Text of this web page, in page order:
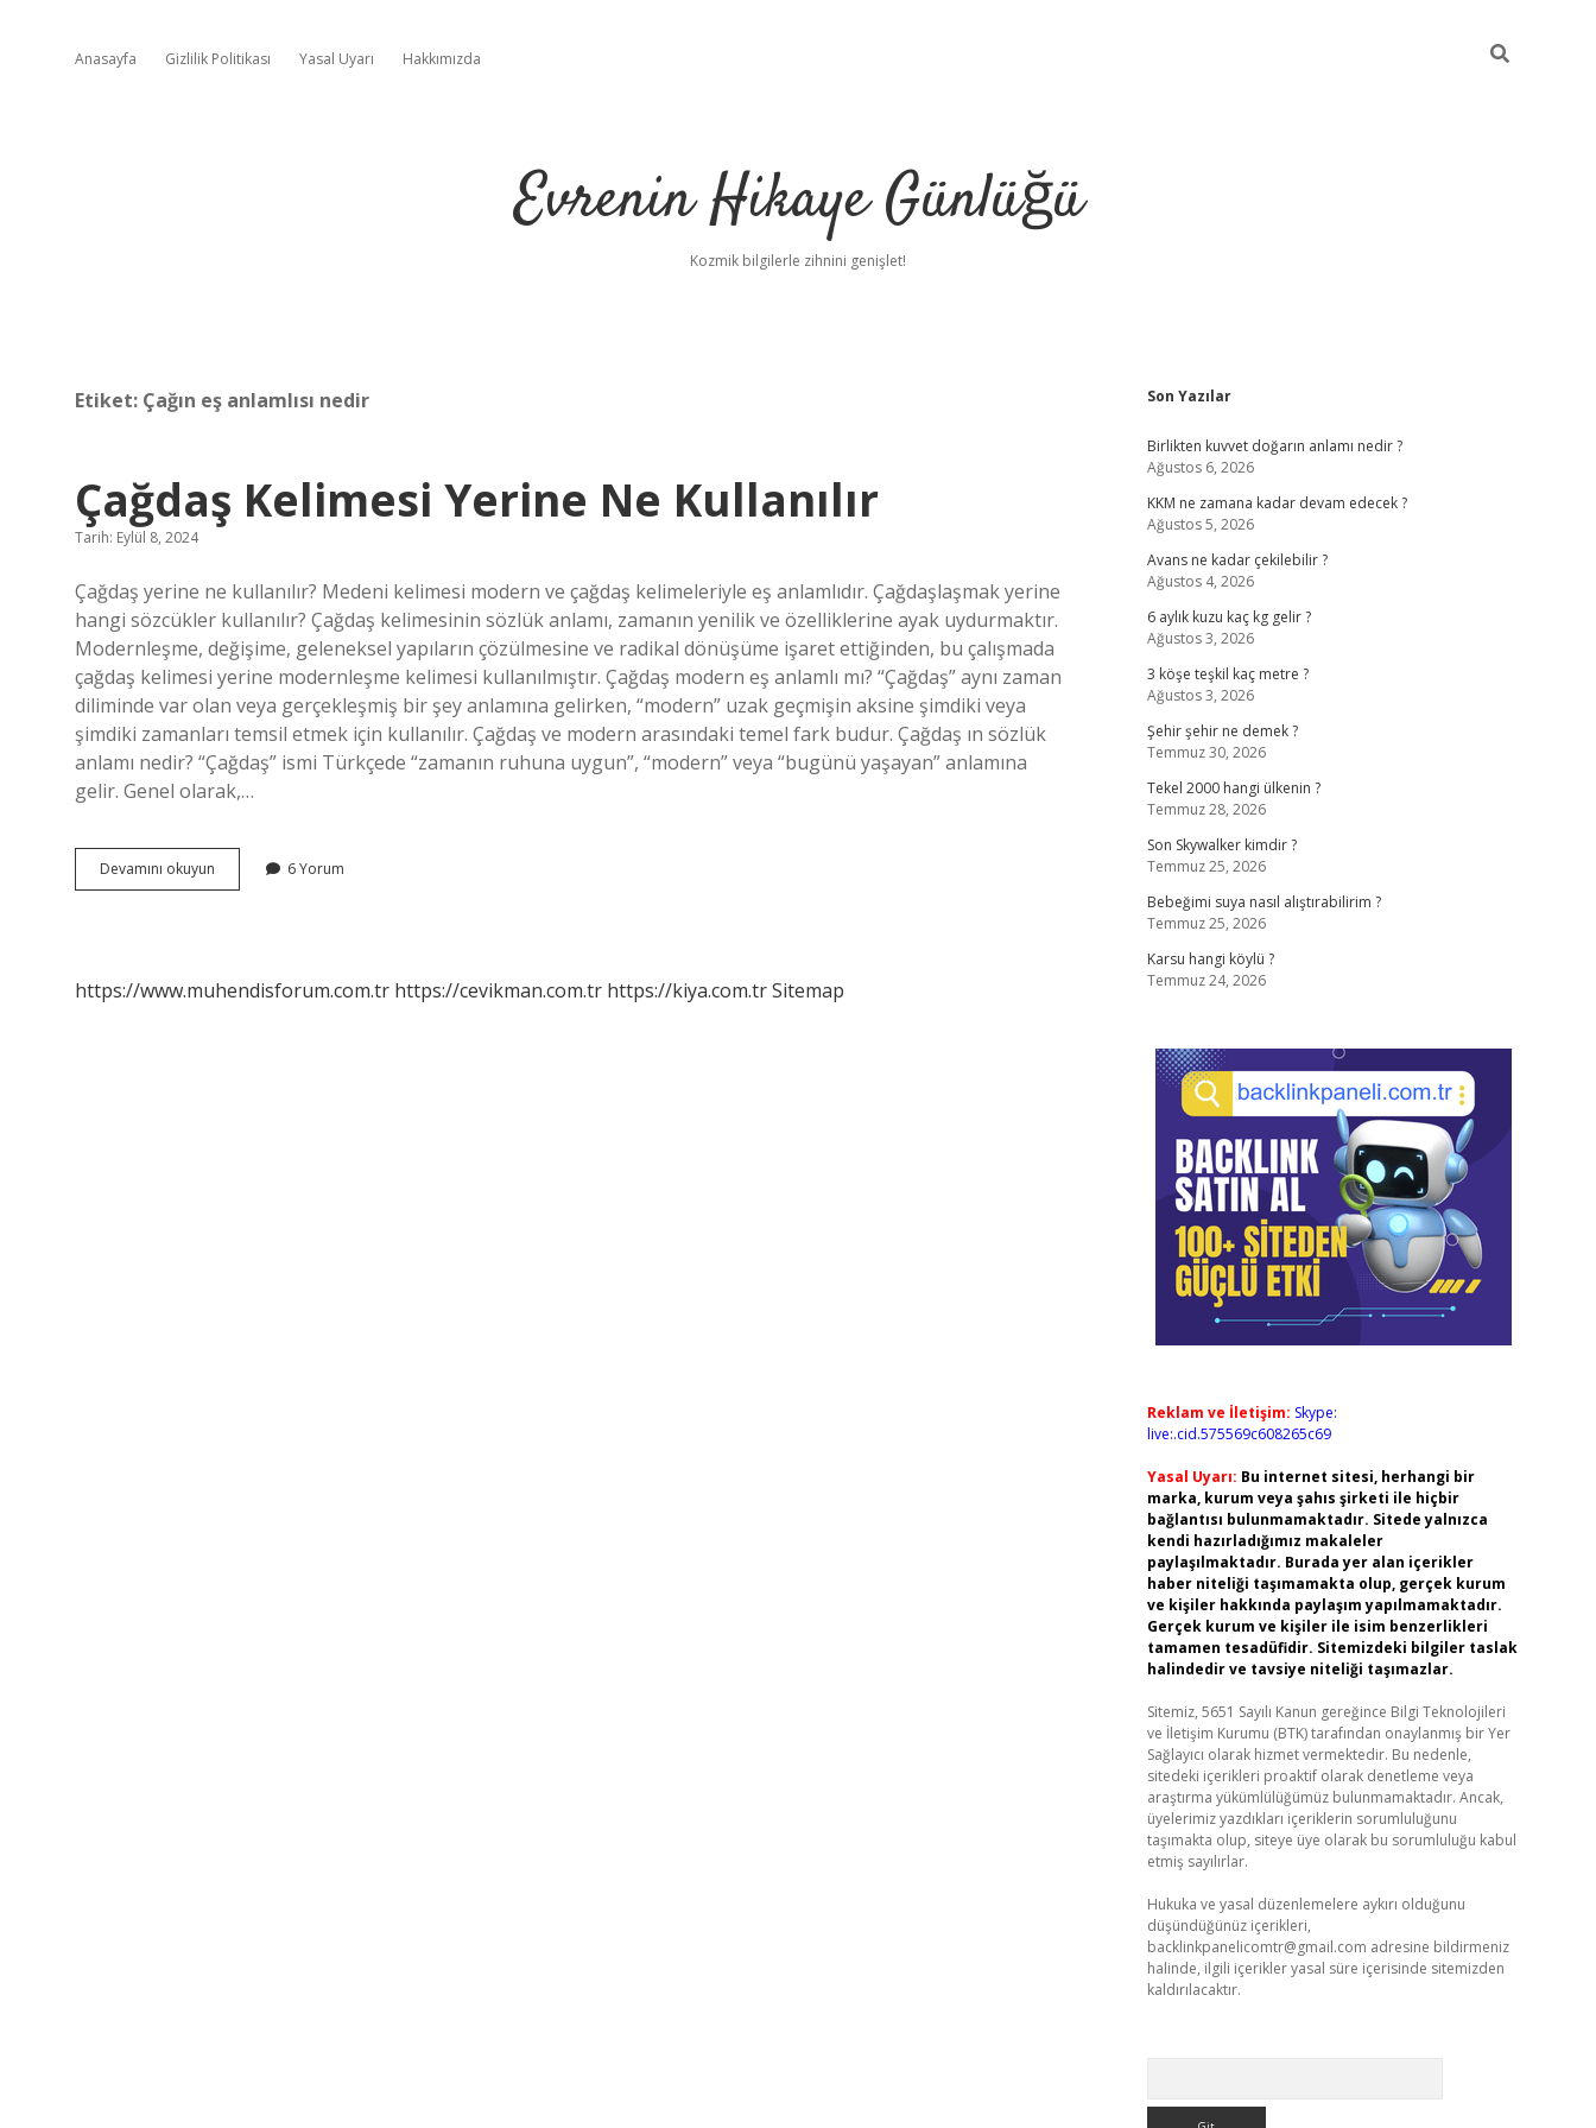
Anasayfa Gizlilik Politikası Yasal Uyarı Hakkımızda
Evrenin Hikaye Günlüğü
Kozmik bilgilerle zihnini genişlet!
Etiket: Çağın eş anlamlısı nedir
Çağdaş Kelimesi Yerine Ne Kullanılır
Tarih: Eylül 8, 2024
Çağdaş yerine ne kullanılır? Medeni kelimesi modern ve çağdaş kelimeleriyle eş anlamlıdır. Çağdaşlaşmak yerine
hangi sözcükler kullanılır? Çağdaş kelimesinin sözlük anlamı, zamanın yenilik ve özelliklerine ayak uydurmaktır.
Modernleşme, değişime, geleneksel yapıların çözülmesine ve radikal dönüşüme işaret ettiğinden, bu çalışmada
çağdaş kelimesi yerine modernleşme kelimesi kullanılmıştır. Çağdaş modern eş anlamlı mı? “Çağdaş” aynı zaman
diliminde var olan veya gerçekleşmiş bir şey anlamına gelirken, “modern” uzak geçmişin aksine şimdiki veya
şimdiki zamanları temsil etmek için kullanılır. Çağdaş ve modern arasındaki temel fark budur. Çağdaş ın sözlük
anlamı nedir? “Çağdaş” ismi Türkçede “zamanın ruhuna uygun”, “modern” veya “bugünü yaşayan” anlamına
gelir. Genel olarak,…
Devamını okuyun
Kelimesi
6 Yorum
https://www.muhendisforum.com.tr https://cevikman.com.tr https://kiya.com.trSitemap
Sidebar
Son Yazılar
Birlikten kuvvet doğarın anlamı nedir ?
Ağustos 6, 2026
KKM ne zamana kadar devam edecek ?
Ağustos 5, 2026
Avans ne kadar çekilebilir ?
Ağustos 4, 2026
6 aylık kuzu kaç kg gelir ?
Ağustos 3, 2026
3 köşe teşkil kaç metre ?
Ağustos 3, 2026
Şehir şehir ne demek ?
Temmuz 30, 2026
Tekel 2000 hangi ülkenin ?
Temmuz 28, 2026
Son Skywalker kimdir ?
Temmuz 25, 2026
Bebeğimi suya nasıl alıştırabilirim ?
Temmuz 25, 2026
Karsu hangi köylü ?
Temmuz 24, 2026
Reklam ve İletişim: Skype:
live:.cid.575569c608265c69
Yasal Uyarı: Bu internet sitesi, herhangi bir
marka, kurum veya şahıs şirketi ile hiçbir
bağlantısı bulunmamaktadır. Sitede yalnızca
kendi hazırladığımız makaleler
paylaşılmaktadır. Burada yer alan içerikler
haber niteliği taşımamakta olup, gerçek kurum
ve kişiler hakkında paylaşım yapılmamaktadır.
Gerçek kurum ve kişiler ile isim benzerlikleri
tamamen tesadüfidir. Sitemizdeki bilgiler taslak
halindedir ve tavsiye niteliği taşımazlar.
Sitemiz, 5651 Sayılı Kanun gereğince Bilgi Teknolojileri
ve İletişim Kurumu (BTK) tarafından onaylanmış bir Yer
Sağlayıcı olarak hizmet vermektedir. Bu nedenle,
sitedeki içerikleri proaktif olarak denetleme veya
araştırma yükümlülüğümüz bulunmamaktadır. Ancak,
üyelerimiz yazdıkları içeriklerin sorumluluğunu
taşımakta olup, siteye üye olarak bu sorumluluğu kabul
etmiş sayılırlar.
Hukuka ve yasal düzenlemelere aykırı olduğunu
düşündüğünüz içerikleri,
backlinkpanelicomtr@gmail.com adresine bildirmeniz
halinde, ilgili içerikler yasal süre içerisinde sitemizden
kaldırılacaktır.